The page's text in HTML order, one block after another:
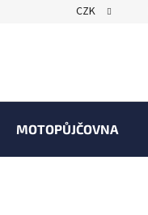
CZK
MOTOPŮJČOVNA